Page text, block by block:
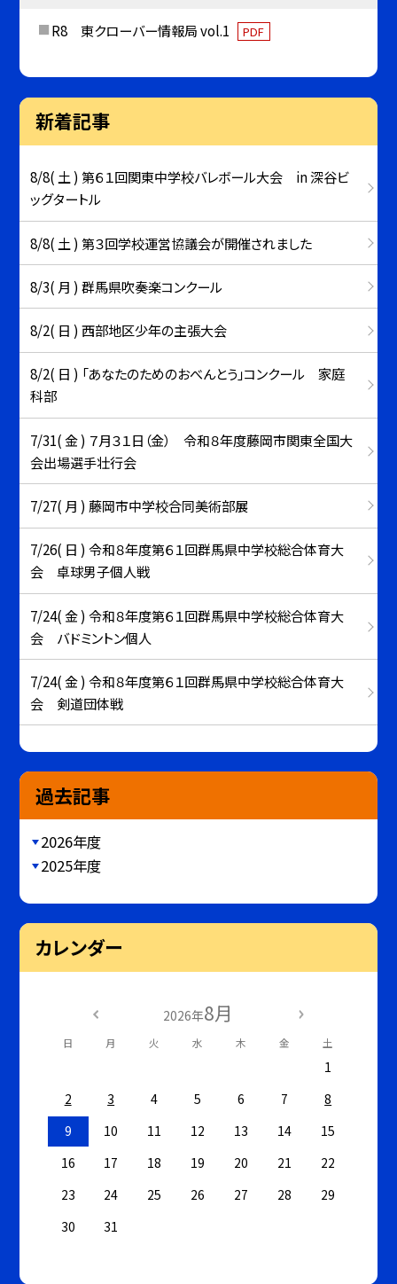
R8 東クローバー情報局 vol.1 PDF
新着記事
8/8( 土 ) 第６１回関東中学校バレボール大会 in 深谷ビ
ッグタートル
8/8( 土 ) 第３回学校運営協議会が開催されました
8/3( 月 ) 群馬県吹奏楽コンクール
8/2( 日 ) 西部地区少年の主張大会
8/2( 日 ) 「あなたのためのおべんとう」コンクール 家庭
科部
7/31( 金 ) ７月３１日（金） 令和８年度藤岡市関東全国大
会出場選手壮行会
7/27( 月 ) 藤岡市中学校合同美術部展
7/26( 日 ) 令和８年度第６１回群馬県中学校総合体育大
会 卓球男子個人戦
7/24( 金 ) 令和８年度第６１回群馬県中学校総合体育大
会 バドミントン個人
7/24( 金 ) 令和８年度第６１回群馬県中学校総合体育大
会 剣道団体戦
過去記事
2026年度
2025年度
カレンダー
2026年8月
日 月 火 水 木 金 土
1
2
3 4 5 6 7
8
9
10 11 12 13 14
15
16
17 18 19 20 21
22
23
24 25 26 27 28
29
30
31